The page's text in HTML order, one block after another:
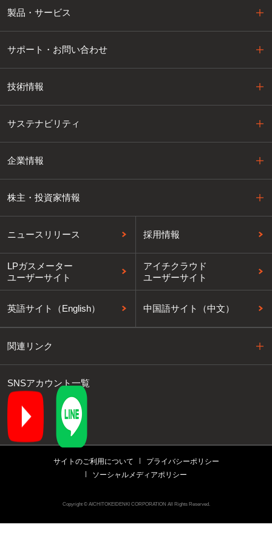
製品・サービス
サポート・お問い合わせ
技術情報
サステナビリティ
企業情報
株主・投資家情報
ニュースリリース 採用情報
LPガスメーター
ユーザーサイト
アイチクラウド
ユーザーサイト
英語サイト（English） 中国語サイト（中文）
関連リンク
SNSアカウント一覧
サイトのご利用について
プライバシーポリシー
ソーシャルメディアポリシー
Copyright © AICHITOKEIDENKI CORPORATION All Rights Reserved.